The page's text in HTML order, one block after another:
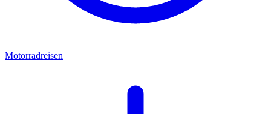
Motorradreisen